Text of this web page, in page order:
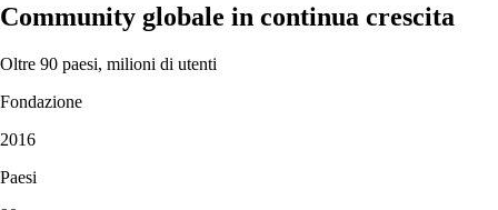
Community globale in continua crescita
Oltre 90 paesi, milioni di utenti
Fondazione
2016
Paesi